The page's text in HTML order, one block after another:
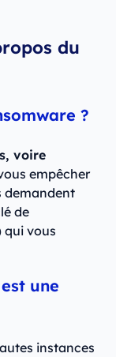
du
?
voire
empêcher
demandent
de
qui vous
une
instances